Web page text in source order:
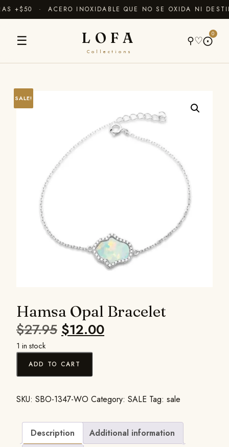
+$50 · ACERO INOXIDABLE QUE NO SE OXIDA NI
☰ LOFA
Collections
⚲♡⨀
0
SALE!
Hamsa Opal Bracelet
$27.95 $12.00
1 in stock
ADD TO CART
SKU: SBO-1347-WO Category: SALE Tag: sale
Description
Additional information